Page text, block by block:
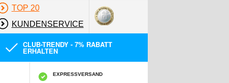
TOP 20
KUNDENSERVICE
CLUB-TRENDY - 7% RABATT
ERHALTEN
EXPRESSVERSAND